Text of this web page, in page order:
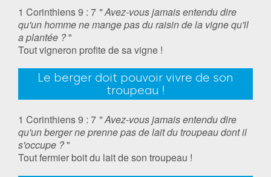
1 Corinthiens 9 : 7 " Avez-vous jamais entendu dire
qu'un homme ne mange pas du raisin de la vigne qu'il
a plantée ?"
Tout vigneron profite de sa vigne !
Le berger doit pouvoir vivre de son
troupeau !
1 Corinthiens 9 : 7 " Avez-vous jamais entendu dire
qu'un berger ne prenne pas de lait du troupeau dont il
s'occupe ?"
Tout fermier boit du lait de son troupeau !